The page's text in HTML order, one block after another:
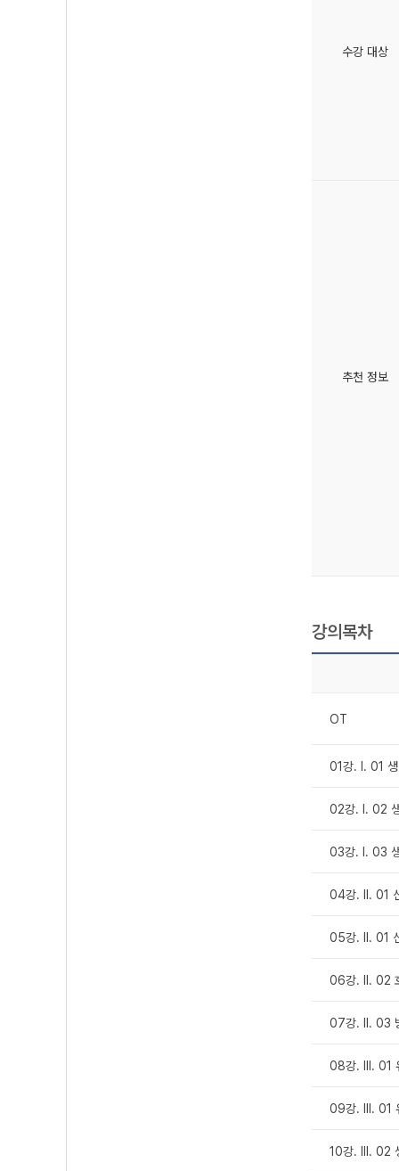
수강 대상
추천 정보
강의목차
OT
01강. Ⅰ. 01
02강. Ⅰ. 02
03강. Ⅰ. 03
04강. Ⅱ. 01
05강. Ⅱ. 01
06강. Ⅱ. 02
07강. Ⅱ. 03
08강. Ⅲ. 01
09강. Ⅲ. 01
10강. Ⅲ. 02